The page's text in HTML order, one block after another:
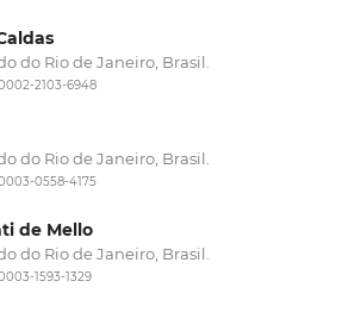
do Rio de Janeiro, Brasil.
2103-6948
do Rio de Janeiro, Brasil.
0558-4175
de Mello
do Rio de Janeiro, Brasil.
1593-1329